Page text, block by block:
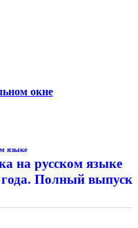
окне
языке
на русском языке
года. Полный выпуск